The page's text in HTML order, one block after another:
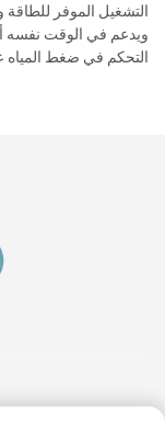
التشغيل الموفر
ويدعم في الوقت نفسه
التحكم في ضغط المياه